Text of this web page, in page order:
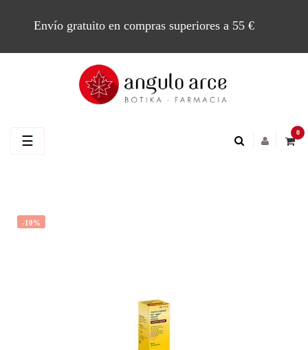
Envío gratuito en compras superiores a 55 €
0
Navegación
☰
-10%